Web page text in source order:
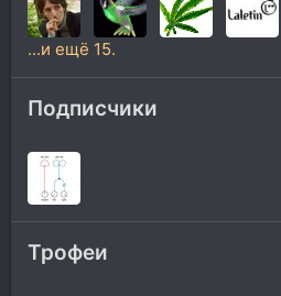
...и ещё 15.
Подписчики
Трофеи